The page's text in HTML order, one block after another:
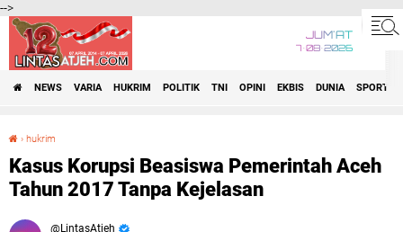
-->
JUM'AT
7•08•2026
NEWS VARIA HUKRIM POLITIK TNI OPINI EKBIS DUNIA SPORT
› hukrim
Kasus Korupsi Beasiswa Pemerintah Aceh
Tahun 2017 Tanpa Kejelasan
LintasAtjeh